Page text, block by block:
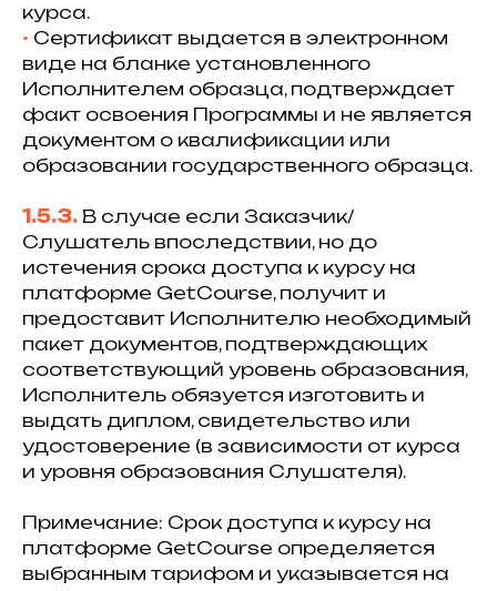
курса.
•⁠ Сертификат выдается в электронном
виде на бланке установленного
Исполнителем образца, подтверждает
факт освоения Программы и не является
документом о квалификации или
образовании государственного образца.
1.5.3. В случае если Заказчик/
Слушатель впоследствии, но до
истечения срока доступа к курсу на
платформе GetCourse, получит и
предоставит Исполнителю необходимый
пакет документов, подтверждающих
соответствующий уровень образования,
Исполнитель обязуется изготовить и
выдать диплом, свидетельство или
удостоверение (в зависимости от курса
и уровня образования Слушателя).
Примечание: Срок доступа к курсу на
платформе GetCourse определяется
выбранным тарифом и указывается на